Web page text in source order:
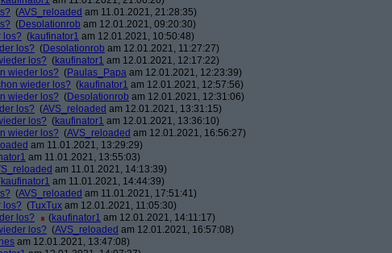
(AVS_reloaded am 11.01.2021, 21:28:35)
(Desolationrob am 12.01.2021, 09:20:30)
los? (kaufinator1 am 12.01.2021, 10:50:48)
los? (Desolationrob am 12.01.2021, 11:27:27)
los? (kaufinator1 am 12.01.2021, 12:17:22)
wieder los? (Paulas_Papa am 12.01.2021, 12:23:39)
wieder los? (kaufinator1 am 12.01.2021, 12:57:56)
wieder los? (Desolationrob am 12.01.2021, 12:31:06)
los? (AVS_reloaded am 12.01.2021, 13:31:15)
los? (kaufinator1 am 12.01.2021, 13:36:10)
wieder los? (AVS_reloaded am 12.01.2021, 16:56:27)
am 11.01.2021, 13:29:29)
am 11.01.2021, 13:55:03)
am 11.01.2021, 14:13:39)
kaufinator1 am 11.01.2021, 14:44:39)
(AVS_reloaded am 11.01.2021, 17:51:41)
los? (TuxTux am 12.01.2021, 11:05:30)
los?
(kaufinator1 am 12.01.2021, 14:11:17)
los? (AVS_reloaded am 12.01.2021, 16:57:08)
am 12.01.2021, 13:47:08)